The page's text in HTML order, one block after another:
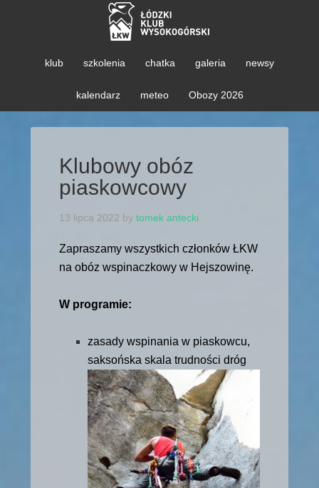
klub szkolenia chatka galeria newsy
kalendarz meteo Obozy 2026
Klubowy obóz
piaskowcowy
13 lipca 2022 by tomek antecki
Zapraszamy wszystkich członków ŁKW
na obóz wspinaczkowy w Hejszowinę.
W programie:
zasady wspinania w piaskowcu,
saksońska skala trudności dróg